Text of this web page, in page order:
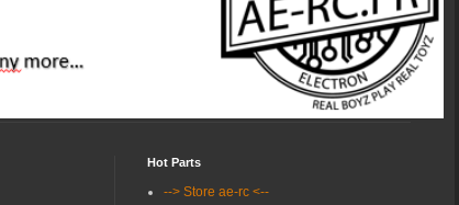
Hot Parts
--> Store ae-rc <--